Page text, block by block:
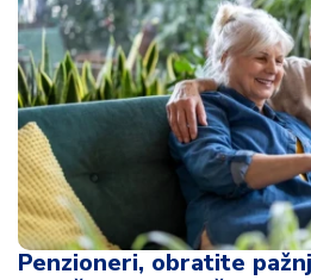
Penzioneri, obratite